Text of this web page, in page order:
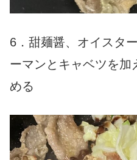
6．甜麺醤、オイスタ
ーマンとキャベツを加
める